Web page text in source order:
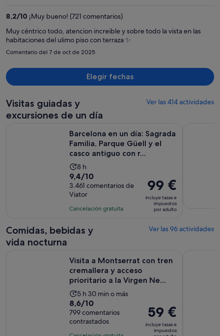
por
8,2/10 ¡Muy bueno! (721 comentarios)
Muy céntrico todo, atencion increible y sobre todo la vista en las
habitaciones del ulimo piso con terraza ✨️
Comentario del 7 de oct de 2025
Elegir fechas
Visitas guiadas y
excursiones de un día
Ver las 414 actividades
Barcelona en un día: Sagrada
Familia, Parque Güell y el
casco antiguo con r...
La
duración
de
la
actividad
de
8 h
9.4
sobre
10
con
comentarios
9,4/10
3.461 comentarios de
Viator
Cancelación gratuita
El
precio
es
de
por
99 €
incluye tasas e
impuestos
por adulto
Comidas, bebidas y
vida nocturna
Ver las 96 actividades
Visita a Montserrat con tren
cremallera y acceso
prioritario a la Virgen Ne...
La
duración
de
la
5 h 30 min o más
8.6
sobre
10
con
8,6/10
799 comentarios
contrastados
El
precio
es
59 €
incluye tasas e
impuestos